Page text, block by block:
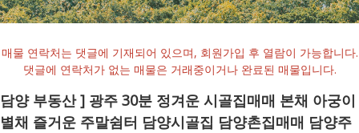
매물 연락처는 댓글에 기재되어 있으며, 회원가입 후 열람이 가능합니다.
댓글에 연락처가 없는 매물은 거래중이거나 완료된 매물입니다.
담양 부동산 ] 광주 30분 정겨운 시골집매매 본채 아궁이
별채 즐거운 주말쉼터 담양시골집 담양촌집매매 담양주